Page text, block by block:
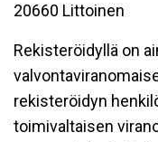
20660 Littoinen
Rekisteröidyllä on
rekisteröidyn
toimivaltaisen